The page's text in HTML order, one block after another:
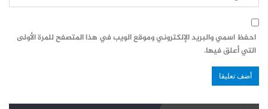
احفظ اسمي والبريد الإلكتروني وموقع الويب في هذا المتصفح للمرة الأولى
التي أعلق فيها.